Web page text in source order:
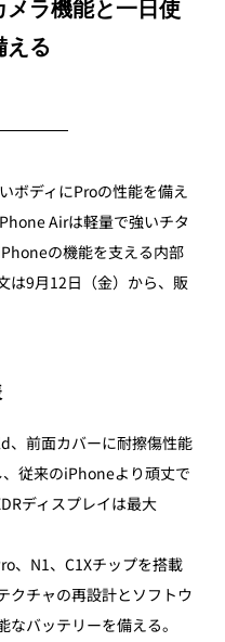
メラ機能と一日使
える
ボディにProの性能を備え
Airは軽量で強いチタ
の機能を支える内部
は9月12日（金）から、販
前面カバーに耐擦傷性能
従来のiPhoneより頑丈で
ディスプレイは最大
、N1、C1Xチップを搭載
クチャの再設計とソフトウ
バッテリーを備える。